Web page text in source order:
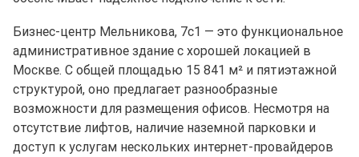
Бизнес-центр Мельникова, 7с1 — это функциональное
административное здание с хорошей локацией в
Москве. С общей площадью 15 841 м² и пятиэтажной
структурой, оно предлагает разнообразные
возможности для размещения офисов. Несмотря на
отсутствие лифтов, наличие наземной парковки и
доступ к услугам нескольких интернет-провайдеров